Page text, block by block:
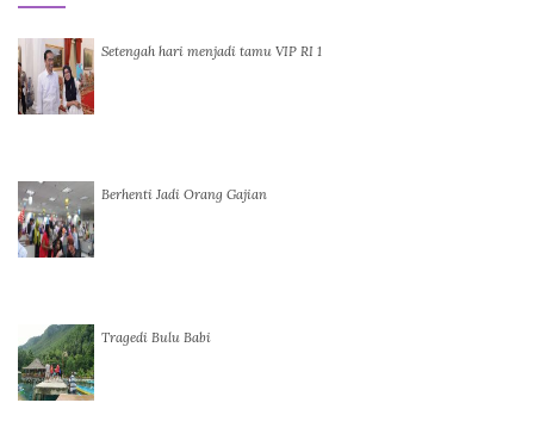
Setengah hari menjadi tamu VIP RI 1
Berhenti Jadi Orang Gajian
Tragedi Bulu Babi